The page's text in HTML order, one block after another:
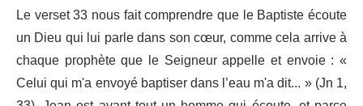
Le verset 33 nous fait comprendre que le Baptiste écoute
un Dieu qui lui parle dans son cœur, comme cela arrive à
chaque prophète que le Seigneur appelle et envoie : «
Celui qui m'a envoyé baptiser dans l’eau m'a dit... » (Jn 1,